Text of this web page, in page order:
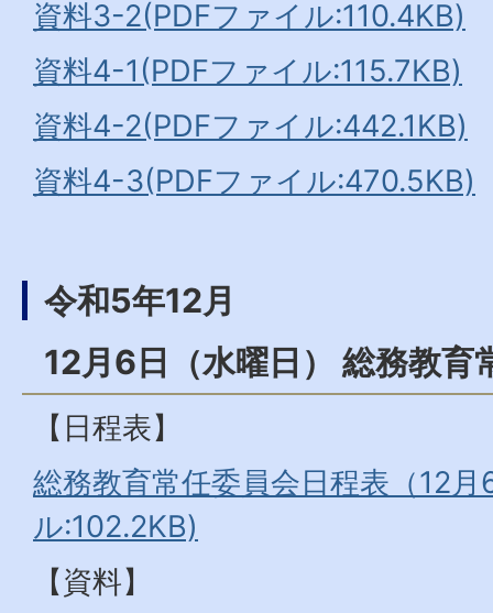
資料3-2(PDFファイル:110.4KB)
資料4-1(PDFファイル:115.7KB)
資料4-2(PDFファイル:442.1KB)
資料4-3(PDFファイル:470.5KB)
令和5年12月
12月6日（水曜日） 総務教育
【日程表】
総務教育常任委員会日程表（12
ル:102.2KB)
【資料】